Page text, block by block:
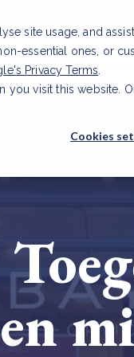
site usage, and
essential ones, or
Privacy Terms
you visit this
Cookies
Diensten &
als leverancier: wat